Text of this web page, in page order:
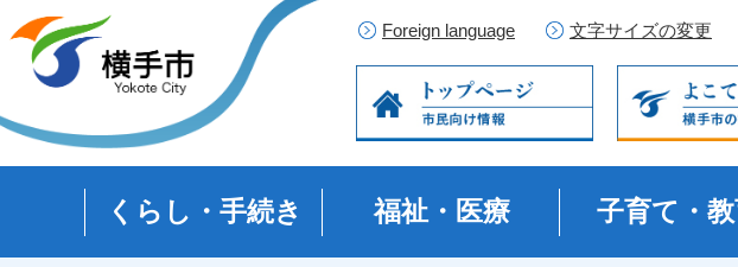
Foreign language 文字サイズの変更
くらし・手続き 福祉・医療 子育て・